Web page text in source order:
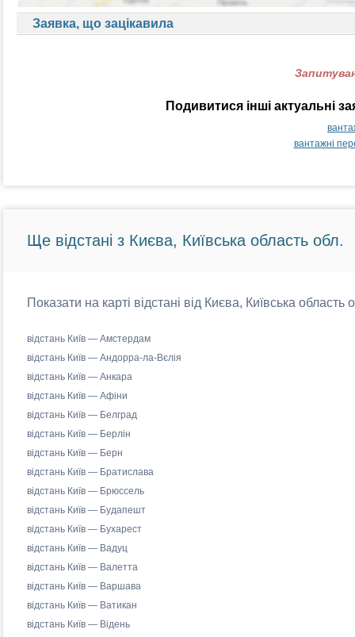
Заявка, що зацікавила
Подивитися інші актуальні
вантажні
Ще відстані з Києва, Київська область обл.
Показати на карті відстані від Києва, Київська
відстань Київ — Амстердам
відстань Київ — Андорра-ла-Вєлія
відстань Київ — Анкара
відстань Київ — Афіни
відстань Київ — Белград
відстань Київ — Берлін
відстань Київ — Берн
відстань Київ — Братислава
відстань Київ — Брюссель
відстань Київ — Будапешт
відстань Київ — Бухарест
відстань Київ — Вадуц
відстань Київ — Валетта
відстань Київ — Варшава
відстань Київ — Ватикан
відстань Київ — Відень